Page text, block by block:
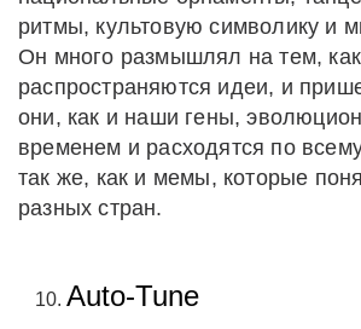
ритмы, культовую символику и
Он много размышлял на тем, как
распространяются идеи, и
они, как и наши гены,
временем и расходятся по
так же, как и мемы, которые
разных стран.
Auto-Tune